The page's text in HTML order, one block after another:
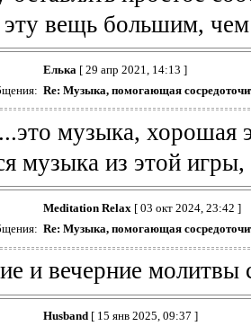
вещь большим,
Елька [ 29 апр 2021, 14:13 ]
Re: Музыка, помогающая
музыка, хорошая
музыка из этой
Meditation Relax [ 03 окт 2024, 23:42 ]
Re: Музыка, помогающая
и вечерние молитвы
Husband[ 15 янв 2025, 09:37 ]